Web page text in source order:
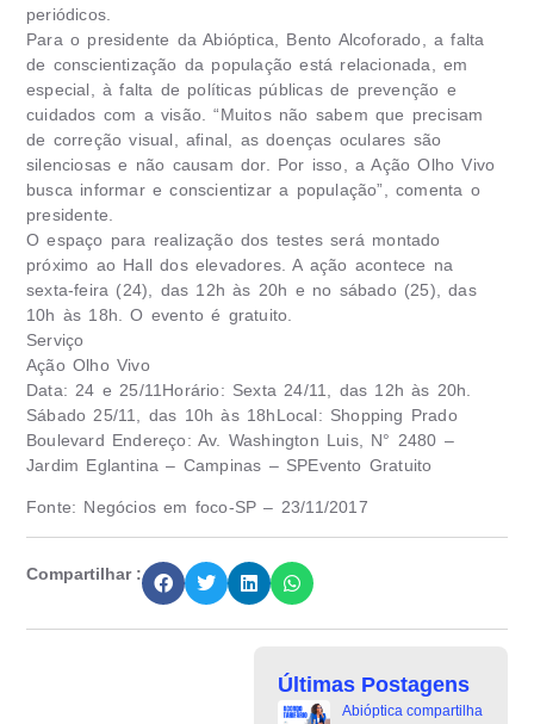
periódicos.
Para o presidente da Abióptica, Bento Alcoforado, a falta
de conscientização da população está relacionada, em
especial, à falta de políticas públicas de prevenção e
cuidados com a visão. “Muitos não sabem que precisam
de correção visual, afinal, as doenças oculares são
silenciosas e não causam dor. Por isso, a Ação Olho Vivo
busca informar e conscientizar a população”, comenta o
presidente.
O espaço para realização dos testes será montado
próximo ao Hall dos elevadores. A ação acontece na
sexta-feira (24), das 12h às 20h e no sábado (25), das
10h às 18h. O evento é gratuito.
Serviço
Ação Olho Vivo
Data: 24 e 25/11Horário: Sexta 24/11, das 12h às 20h.
Sábado 25/11, das 10h às 18hLocal: Shopping Prado
Boulevard Endereço: Av. Washington Luis, N° 2480 –
Jardim Eglantina – Campinas – SPEvento Gratuito
Fonte: Negócios em foco-SP – 23/11/2017
Compartilhar :
Últimas Postagens
Abióptica compartilha